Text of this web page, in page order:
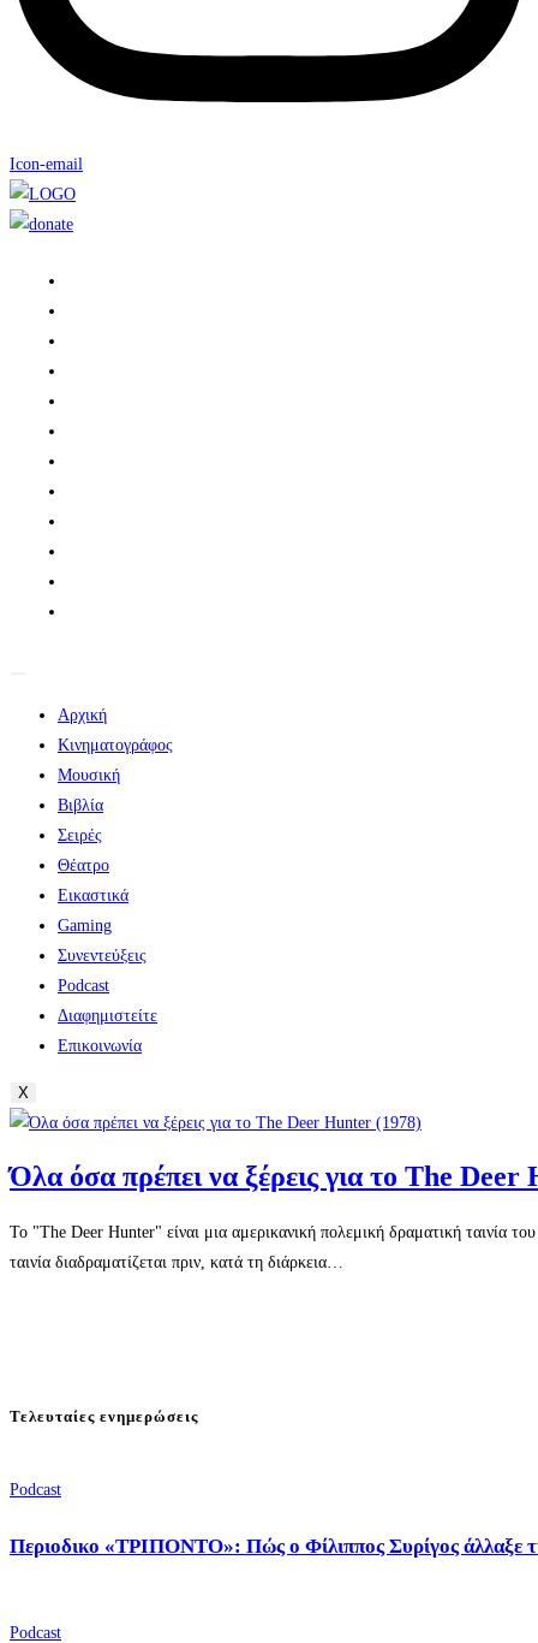
Icon-email
Αρχική
Κινηματογράφος
Μουσική
Βιβλία
Σειρές
Θέατρο
Εικαστικά
Gaming
Συνεντεύξεις
Podcast
Διαφημιστείτε
Επικοινωνία
X
Όλα όσα πρέπει να ξέρεις για το The
Το "The Deer Hunter" είναι μια αμερικανική πολεμική δραματική
ταινία διαδραματίζεται πριν, κατά τη διάρκεια…
Τελευταίες ενημερώσεις
Podcast
Περιοδικο «ΤΡΙΠΟΝΤΟ»: Πώς ο Φίλιππος Συρίγος άλλαξε
Podcast